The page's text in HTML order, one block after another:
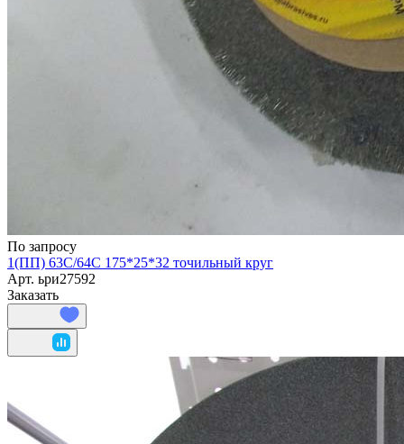
По запросу
1(ПП) 63С/64C 175*25*32 точильный круг
Арт. ьри27592
Заказать